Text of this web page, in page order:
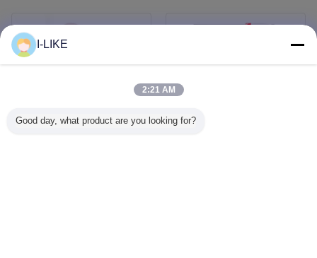
I-LIKE
2:21 AM
Good day, what product are you looking for?